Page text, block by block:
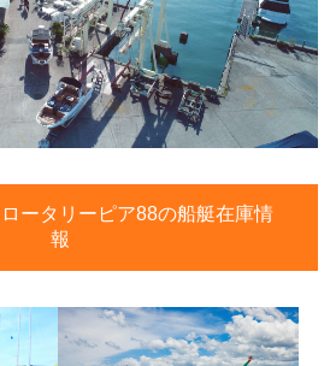
ータリーピア88の船艇在庫情
報